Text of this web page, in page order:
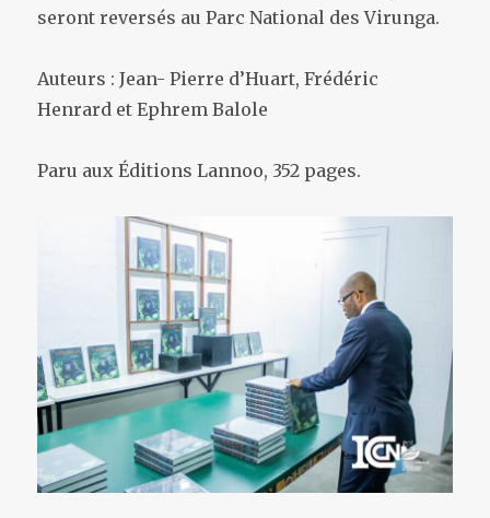
seront reversés au Parc National des Virunga.
Auteurs : Jean- Pierre d’Huart, Frédéric
Henrard et Ephrem Balole
Paru aux Éditions Lannoo, 352 pages.